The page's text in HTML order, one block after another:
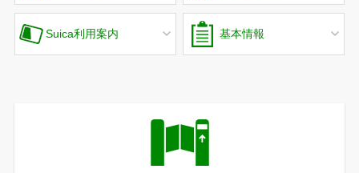
Suica利用案内 基本情報